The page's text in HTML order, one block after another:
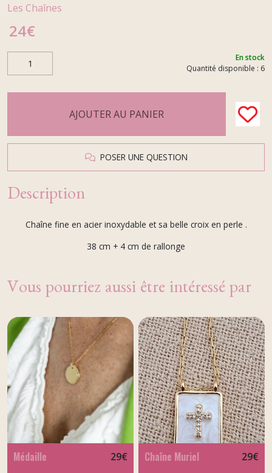
Les Chaînes
24€
En stock
Quantité disponible : 6
AJOUTER AU PANIER
POSER UNE QUESTION
Description
Chaîne fine en acier inoxydable et sa belle croix en perle .
38 cm + 4 cm de rallonge
Vous pourriez aussi être intéressé par
Médaille 29€ Chaîne Muriel 29€